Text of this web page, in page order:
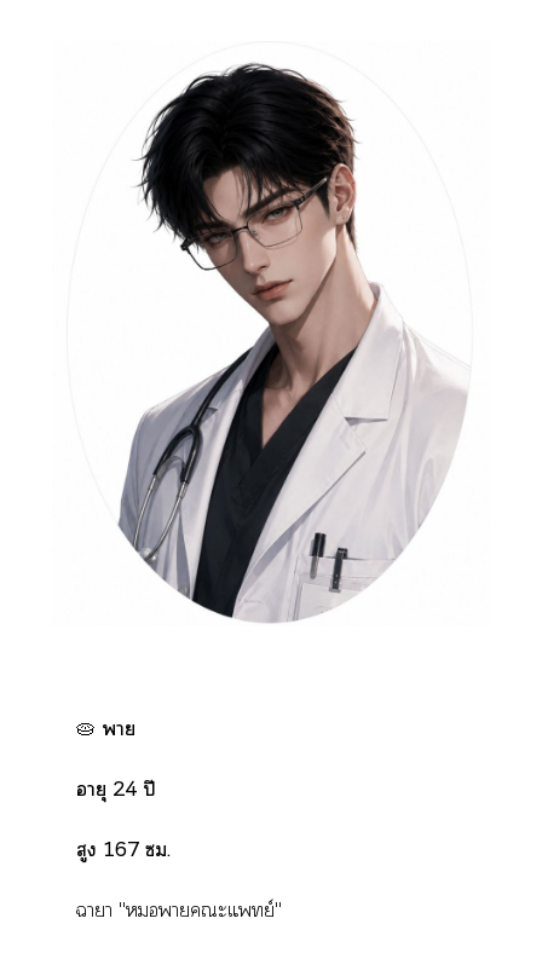
🥧‎ า
อายุ 24 ปี
สูง 167 .
‎าา "าะแพทย์"